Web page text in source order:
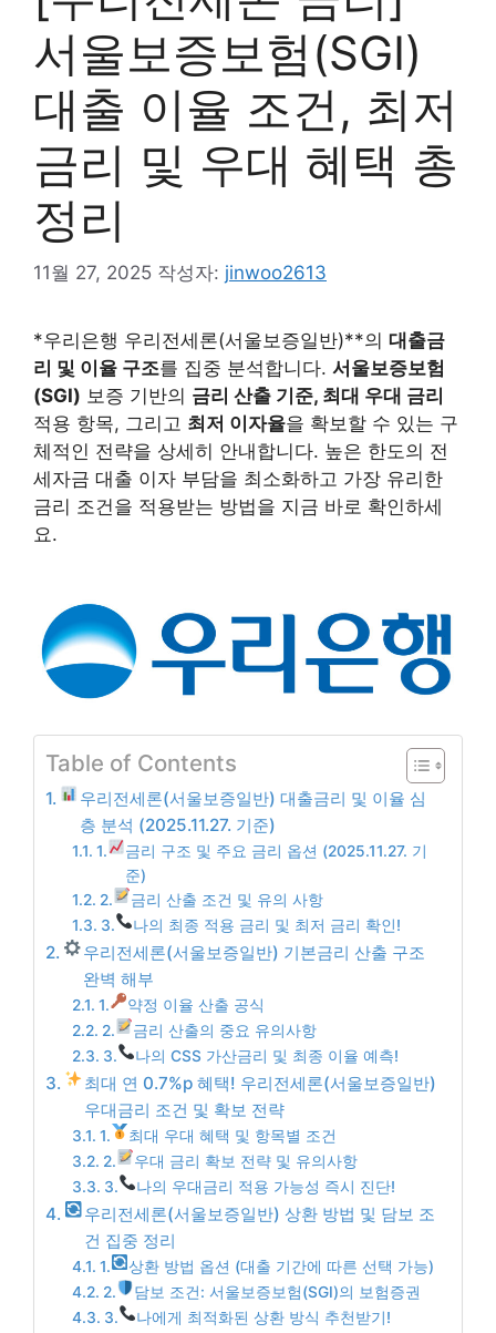
서울보증보험(SGI)
대출 이율 조건, 최저
금리 및 우대 혜택 총
정리
11월 27, 2025 작성자: jinwoo2613
*우리은행 우리전세론(서울보증일반)**의 대출금
리 및 이율 구조를 집중 분석합니다. 서울보증보험
(SGI) 보증 기반의 금리 산출 기준, 최대 우대 금리
적용 항목, 그리고 최저 이자율을 확보할 수 있는 구
체적인 전략을 상세히 안내합니다. 높은 한도의 전
세자금 대출 이자 부담을 최소화하고 가장 유리한
금리 조건을 적용받는 방법을 지금 바로 확인하세
요.
Table of Contents
우리전세론(서울보증일반) 대출금리 및 이율 심
층 분석 (2025.11.27. 기준)
1.
금리 구조 및 주요 금리 옵션 (2025.11.27. 기
준)
2.
금리 산출 조건 및 유의 사항
3.
나의 최종 적용 금리 및 최저 금리 확인!
우리전세론(서울보증일반) 기본금리 산출 구조
완벽 해부
1.
약정 이율 산출 공식
2.
금리 산출의 중요 유의사항
3.
나의 CSS 가산금리 및 최종 이율 예측!
최대 연 0.7%p 혜택! 우리전세론(서울보증일반)
우대금리 조건 및 확보 전략
1.
최대 우대 혜택 및 항목별 조건
2.
우대 금리 확보 전략 및 유의사항
3.
나의 우대금리 적용 가능성 즉시 진단!
우리전세론(서울보증일반) 상환 방법 및 담보 조
건 집중 정리
1.
상환 방법 옵션 (대출 기간에 따른 선택 가능)
2.
담보 조건: 서울보증보험(SGI)의 보험증권
3.
나에게 최적화된 상환 방식 추천받기!